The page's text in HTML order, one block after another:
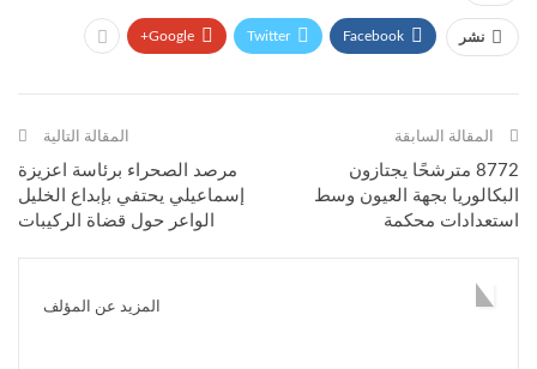
نشر Facebook
Twitter
Google+
المقالة السابقة
8772 مترشحًا يجتازون
البكالوريا بجهة العيون وسط
استعدادات محكمة
المقالة التالية
مرصد الصحراء برئاسة اعزيزة
إسماعيلي يحتفي بإبداع الخليل
الواعر حول قضاة الركيبات
المزيد عن المؤلف